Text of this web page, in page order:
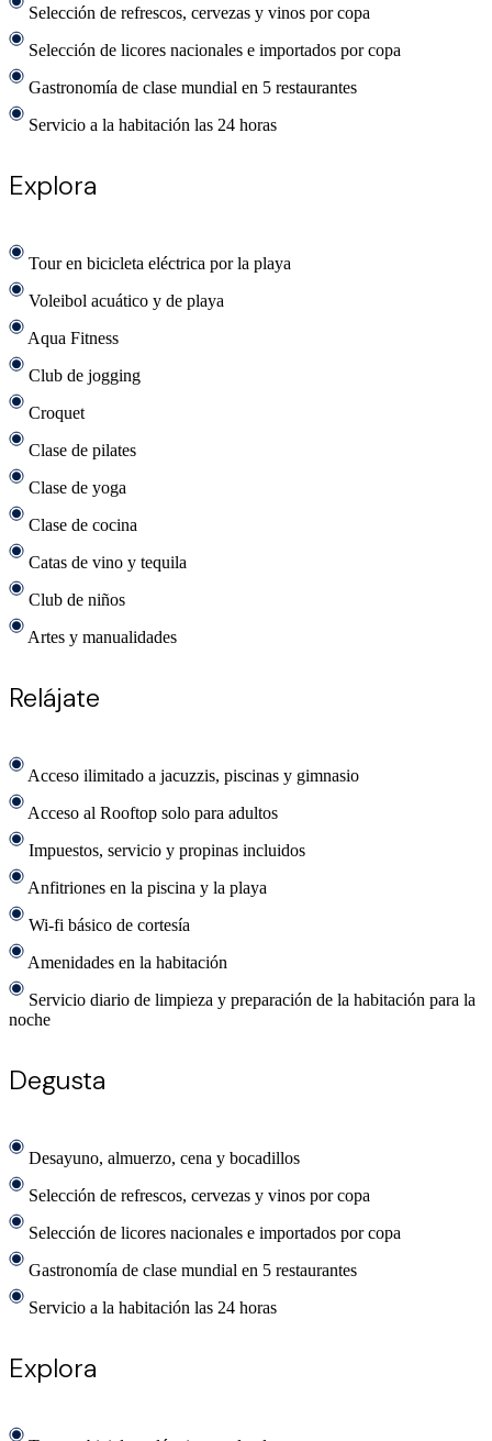
Selección de refrescos, cervezas y vinos por copa
Selección de licores nacionales e importados por copa
Gastronomía de clase mundial en 5 restaurantes
Servicio a la habitación las 24 horas
Explora
Tour en bicicleta eléctrica por la playa
Voleibol acuático y de playa
Aqua Fitness
Club de jogging
Croquet
Clase de pilates
Clase de yoga
Clase de cocina
Catas de vino y tequila
Club de niños
Artes y manualidades
Relájate
Acceso ilimitado a jacuzzis, piscinas y gimnasio
Acceso al Rooftop solo para adultos
Impuestos, servicio y propinas incluidos
Anfitriones en la piscina y la playa
Wi-fi básico de cortesía
Amenidades en la habitación
Servicio diario de limpieza y preparación de la habitación para la
noche
Degusta
Desayuno, almuerzo, cena y bocadillos
Selección de refrescos, cervezas y vinos por copa
Selección de licores nacionales e importados por copa
Gastronomía de clase mundial en 5 restaurantes
Servicio a la habitación las 24 horas
Explora